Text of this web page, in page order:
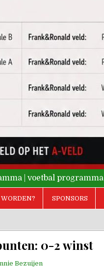
voetbal programma
SPONSORS
0-2 winst
Bezuijen